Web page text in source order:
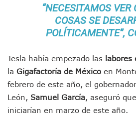
CUCosta E IMSS Nayarit
Videos De Presunto
Playa Las Cocinas:
Dr. Álvarez Zayas Dirige
“El Mayo” Zambada Es
Orgullo Vallartense:
Brigada Forense
Vecinos De Vallarta 500
Pelea De Extranjera
Joven Esgrimista De
“NECESITAMOS VER
COSAS SE
POLÍTICAMENTE”,
Tesla había empezado las labores
la Gigafactoría de México en
febrero de este año, el
León, Samuel García, aseguró
iniciarían en marzo de este año.